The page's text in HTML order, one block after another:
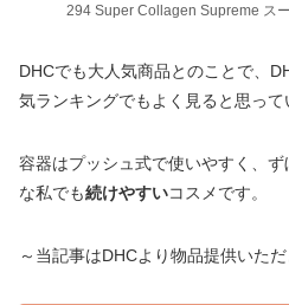
294 Super Collagen Supreme ス
DHCでも大人気商品とのことで、
気ランキングでもよく見ると思って
容器はプッシュ式で使いやすく、
な私でも続けやすいコスメです。
～当記事はDHCより物品提供いた